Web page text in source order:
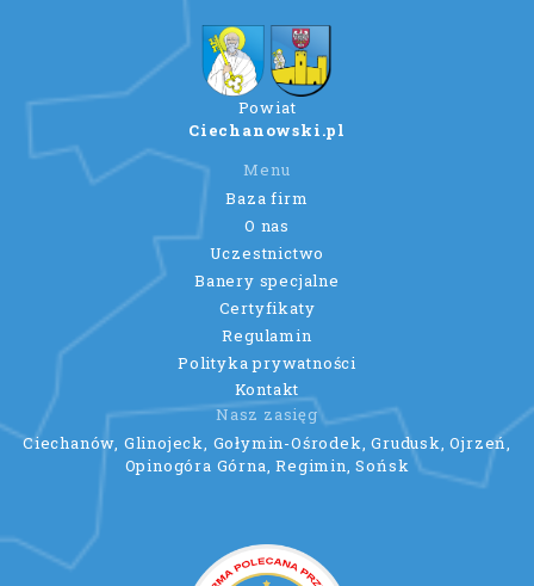
Powiat
Ciechanowski.pl
Menu
Baza firm
O nas
Uczestnictwo
Banery specjalne
Certyfikaty
Regulamin
Polityka prywatności
Kontakt
Nasz zasięg
Ciechanów, Glinojeck, Gołymin-Ośrodek, Grudusk, Ojrzeń,
Opinogóra Górna, Regimin, Sońsk